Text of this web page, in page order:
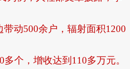
动500余户，辐射面积1200
个，增收达到110多万元。